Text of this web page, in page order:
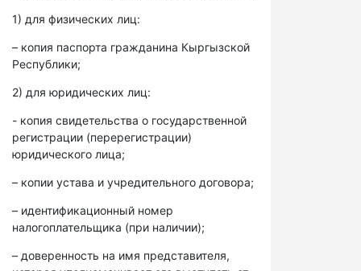
1) для физических лиц:
– копия паспорта гражданина Кыргызской
Республики;
2) для юридических лиц:
- копия свидетельства о государственной
регистрации (перерегистрации)
юридического лица;
– копии устава и учредительного договора;
– идентификационный номер
налогоплательщика (при наличии);
– доверенность на имя представителя,